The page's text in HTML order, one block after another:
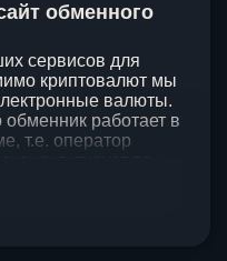
обменного
сервисов для
криптовалют мы
валюты.
работает в
т.е. оператор
проводить обмены